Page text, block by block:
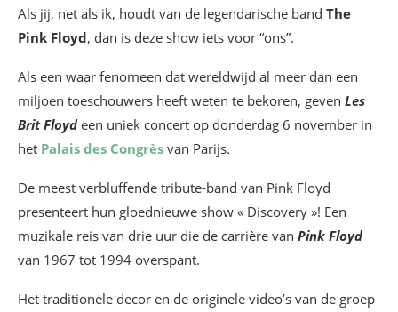
Als jij, net als ik, houdt van de legendarische band The
Pink Floyd, dan is deze show iets voor “ons”.
Als een waar fenomeen dat wereldwijd al meer dan een
miljoen toeschouwers heeft weten te bekoren, geven Les
Brit Floydeen uniek concert op donderdag 6 november in
het Palais des Congrès van Parijs.
De meest verbluffende tribute-band van Pink Floyd
presenteert hun gloednieuwe show « Discovery »! Een
muzikale reis van drie uur die de carrière van Pink Floyd
van 1967 tot 1994 overspant.
Het traditionele decor en de originele video’s van de groep